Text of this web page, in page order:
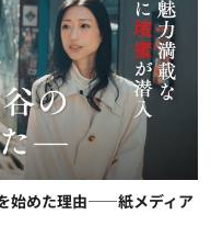
始めた理由——紙メディア